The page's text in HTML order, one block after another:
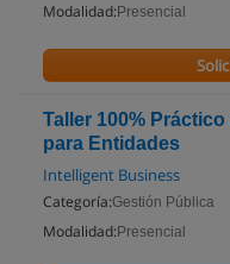
Modalidad: Presencial
Taller 100%
para Entidades
Intelligent Business
Categoría:Gestión Pública
Modalidad: Presencial